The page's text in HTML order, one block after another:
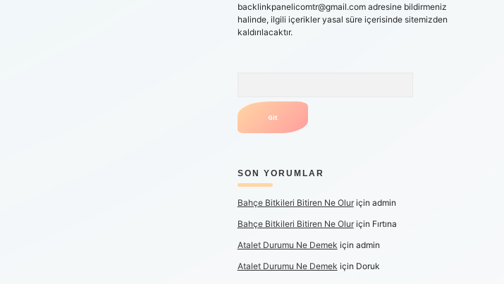
backlinkpanelicomtr@gmail.comadresine bildirmeniz
halinde, ilgili içerikler yasal süre içerisinde sitemizden
kaldırılacaktır.
SON YORUMLAR
Bahçe Bitkileri Bitiren Ne Oluriçin admin
Bahçe Bitkileri Bitiren Ne Oluriçin Fırtına
Atalet Durumu Ne Demek için admin
Atalet Durumu Ne Demek için Doruk